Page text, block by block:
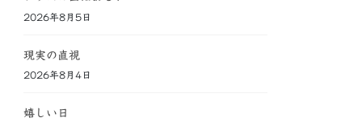
2026年8月5日
現実の直視
2026年8月4日
嬉しい日